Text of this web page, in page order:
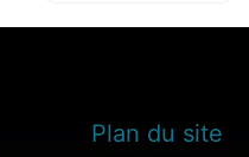
Plan du site